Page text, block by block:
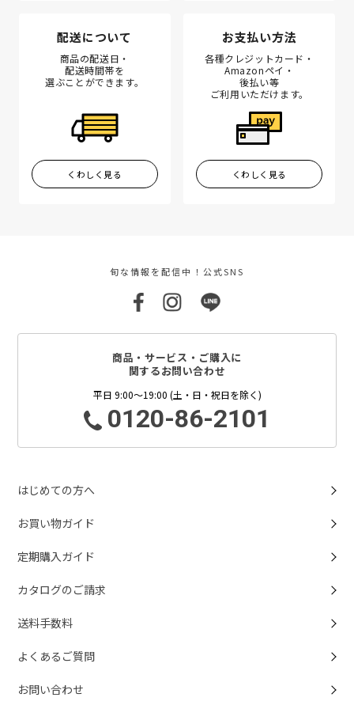
配送について
商品の配送日・
配送時間帯を
選ぶことができます。
くわしく見る
お支払い方法
各種クレジットカード・
Amazonペイ・
後払い等
ご利用いただけます。
くわしく見る
旬な情報を配信中！公式SNS
商品・サービス・ご購入に
関するお問い合わせ
平日 9:00～19:00 (土・日・祝日を除く)
0120-86-2101
はじめての方へ
お買い物ガイド
定期購入ガイド
カタログのご請求
送料手数料
よくあるご質問
お問い合わせ